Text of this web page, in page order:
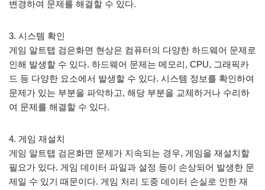
변경하여 문제를 해결할 수 있다.
3. 시스템 확인
게임 알트탭 검은화면 현상은 컴퓨터의 다양한 하드웨어 문제로
인해 발생할 수 있다. 하드웨어 문제는 메모리, CPU, 그래픽카
드 등 다양한 요소에서 발생할 수 있다. 시스템 정보를 확인하여
문제가 있는 부분을 파악하고, 해당 부분을 교체하거나 수리하
여 문제를 해결할 수 있다.
4. 게임 재설치
게임 알트탭 검은화면 문제가 지속되는 경우, 게임을 재설치할
필요가 있다. 게임 데이터 파일과 설정 등이 손상되어 발생한 문
제일 수 있기 때문이다. 게임 처리 도중 데이터 손실로 인한 재